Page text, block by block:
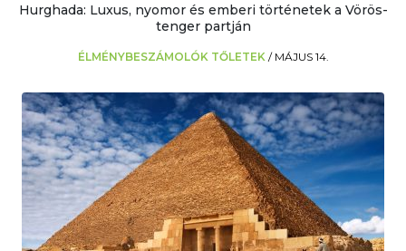
Hurghada: Luxus, nyomor és emberi történetek a Vörös-
tenger partján
ÉLMÉNYBESZÁMOLÓK TŐLETEK / MÁJUS 14.